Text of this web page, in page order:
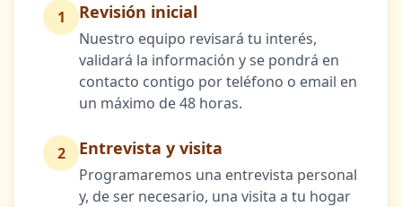
1 Revisión inicial
Nuestro equipo revisará tu interés,
validará la información y se pondrá en
contacto contigo por teléfono o email en
un máximo de 48 horas.
2 Entrevista y visita
Programaremos una entrevista personal
y, de ser necesario, una visita a tu hogar